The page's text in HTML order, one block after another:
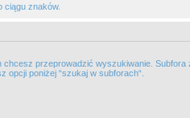
ciągu znaków.
chcesz przeprowadzić wyszukiwanie. Subfora
opcji poniżej “szukaj w subforach“.